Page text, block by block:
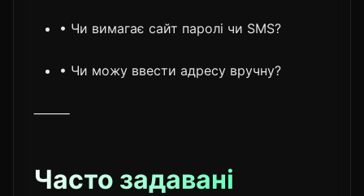
• Чи вимагає сайт паролі чи SMS?
• Чи можу ввести адресу вручну?
⸻
Часто задавані